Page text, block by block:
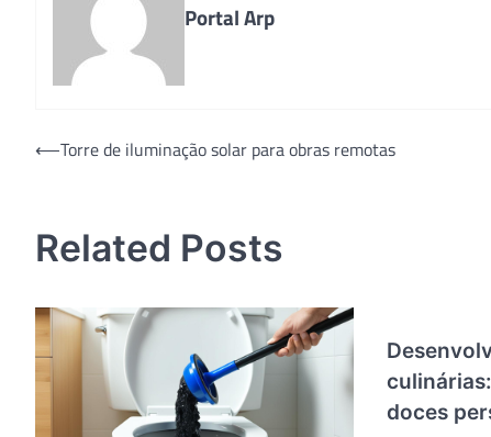
Portal Arp
Navegação
⟵Torre de iluminação solar para obras remotas
Related Posts
doces